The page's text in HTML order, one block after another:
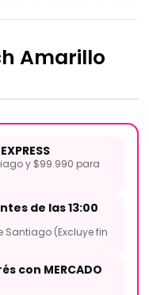
Amarillo
y $99.990 para
de las 13:00
Santiago (Excluye fin
con MERCADO